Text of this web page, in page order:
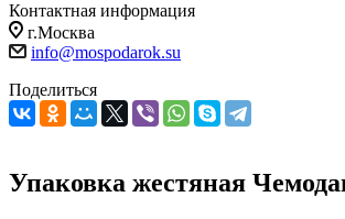
Контактная информация
г.Москва
info@mospodarok.su
Поделиться
Упаковка жестяная